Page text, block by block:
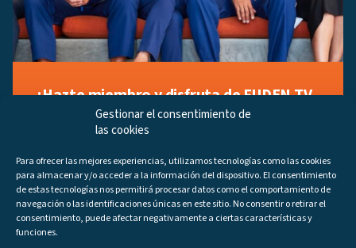
Gestionar el consentimiento de
las cookies
Para ofrecer las mejores experiencias, utilizamos tecnologías como las cookies
para almacenar y/o acceder a la información del dispositivo. El consentimiento
de estas tecnologías nos permitirá procesar datos como el comportamiento de
navegación o las identificaciones únicas en este sitio. No consentir o retirar el
consentimiento, puede afectar negativamente a ciertas características y
funciones.
¡Hazte miembro y disfruta de FUDEN TV
a tu manera!
Regístrate ahora gratuitamente y marca tus videos
los últimos programas disponibles.
Regístrate ahora